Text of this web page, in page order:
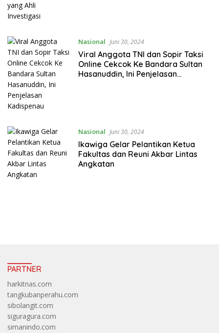
Nasional Juni 30, 2024
Viral Anggota TNI dan Sopir Taksi
Online Cekcok Ke Bandara Sultan
Hasanuddin, Ini Penjelasan
Nasional Juni 30, 2024
Ikawiga Gelar Pelantikan Ketua
Fakultas dan Reuni Akbar Lintas
Angkatan
PARTNER
harkitnas.com
tangkubanperahu.com
sibolangit.com
siguragura.com
simanindo.com